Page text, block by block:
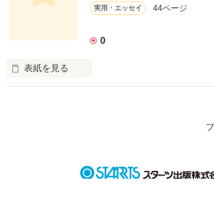
実用・エッセイ 44ページ
0
表紙を見る